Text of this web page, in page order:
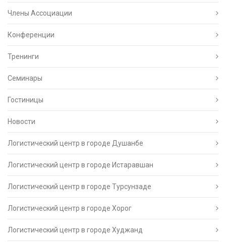
Члены Ассоциации
Конференции
Тренинги
Семинары
Гостиницы
Новости
Логистический центр в городе Душанбе
Логистический центр в городе Истаравшан
Логистический центр в городе Турсунзаде
Логистический центр в городе Хорог
Логистический центр в городе Худжанд